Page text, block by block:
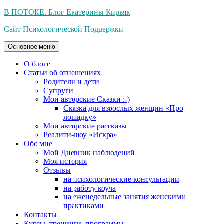
Перейти
содержимому
В ПОТОКЕ. Блог Екатерины Кирьяк
Сайт Психологической Поддержки
Основное меню
О блоге
Статьи об отношениях
Родители и дети
Супруги
Мои авторские Сказки :-)
Сказка для взрослых женщин «Про
лошадку»
Мои авторские рассказы
Реалити-шоу «Искра»
Обо мне
Мой Дневник наблюдений
Моя история
Отзывы
на психологические консультации
на работу коуча
на еженедельные занятия женскими
практиками
Контакты